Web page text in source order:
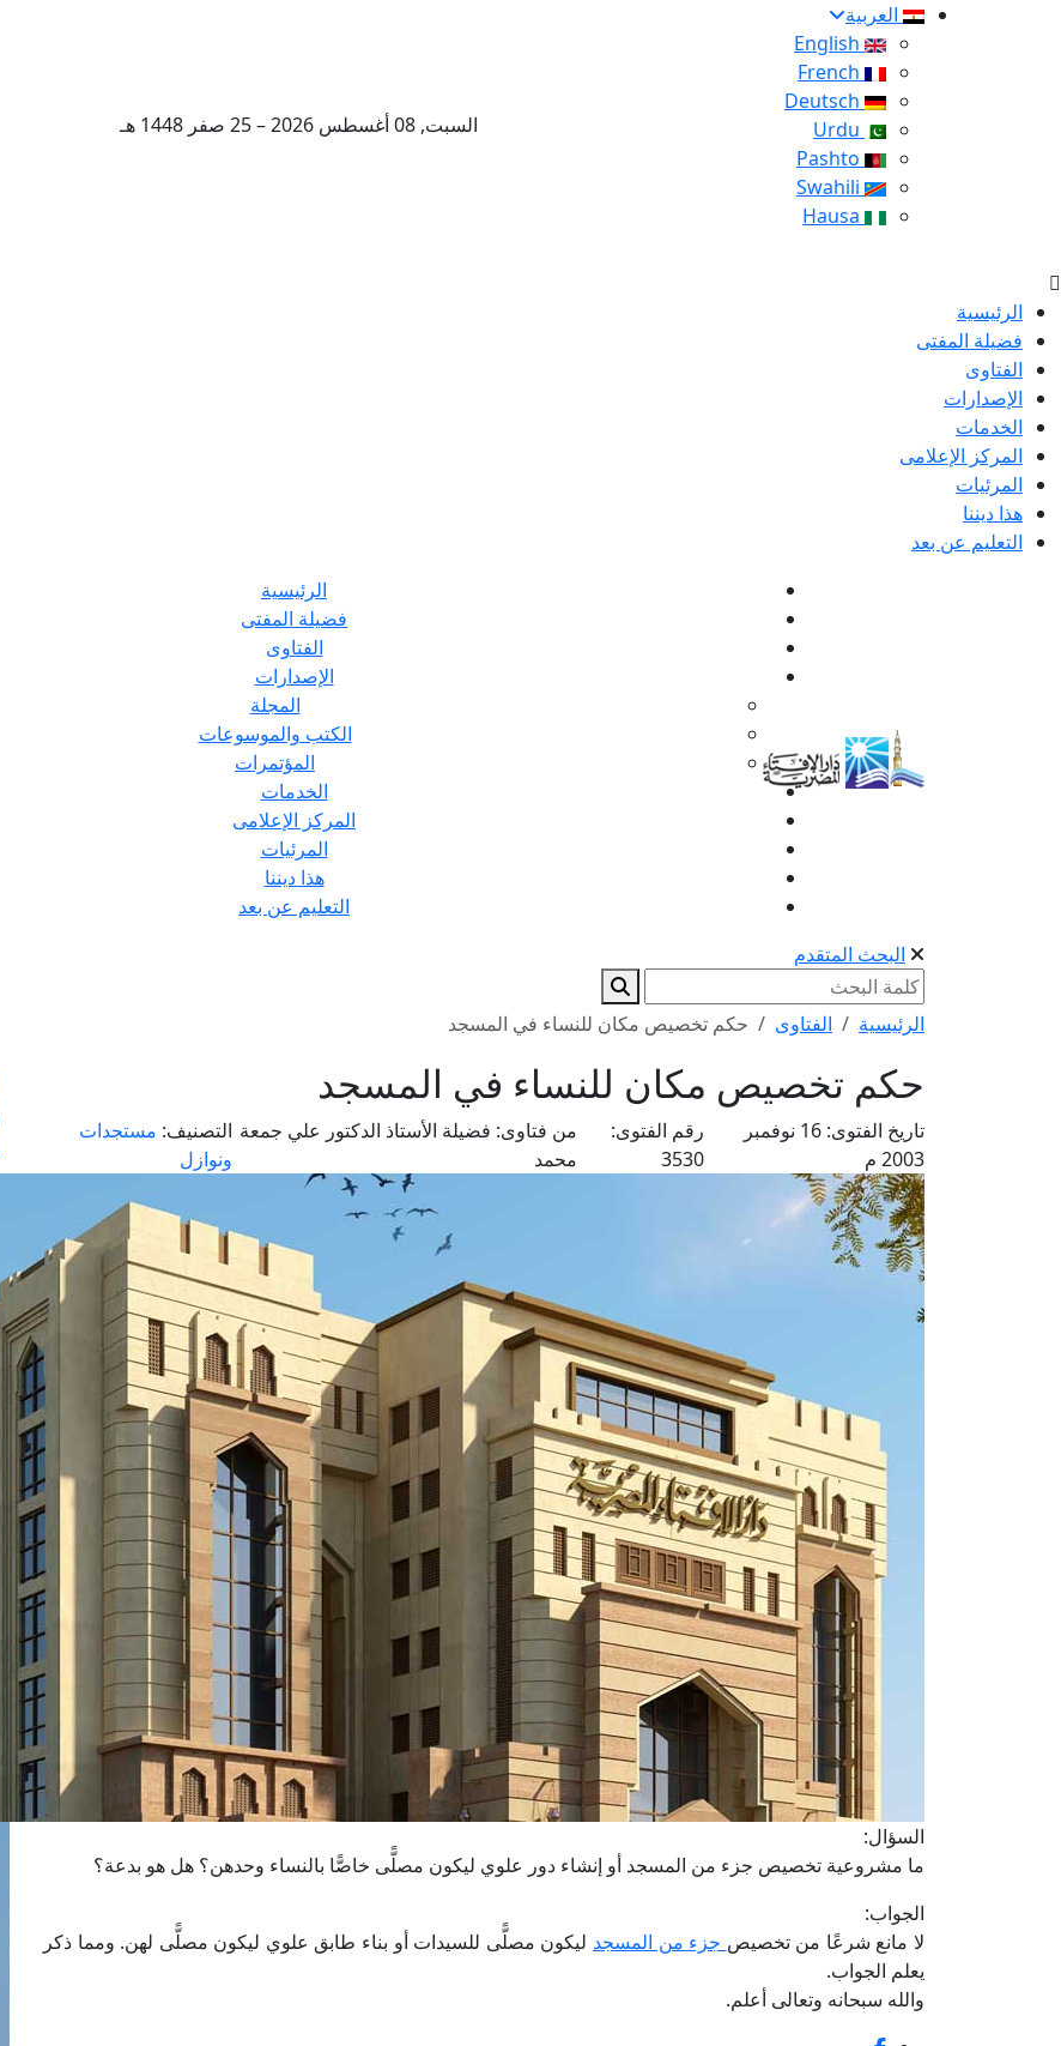
العربية
السبت, 08 أغسطس 2026 – 25 صفر 1448 هـ
الرئيسية
فضيلة المفتى
الفتاوى
الإصدارات
الخدمات
المركز الإعلامى
المرئيات
هذا ديننا
التعليم عن بعد
الرئيسية
فضيلة المفتى
الفتاوى
الإصدارات
المجلة
الكتب والموسوعات
المؤتمرات
الخدمات
المركز الإعلامى
المرئيات
هذا ديننا
التعليم عن بعد
البحث المتقدم
الرئيسية الفتاوى حكم تخصيص مكان للنساء في المسجد
حكم تخصيص مكان للنساء في المسجد
تاريخ الفتوى:
16 نوفمبر
2003 م
رقم الفتوى:
3530
من فتاوى: فضيلة الأستاذ الدكتور علي جمعة
محمد
التصنيف: مستجدات
ونوازل
السؤال:
ما مشروعية تخصيص جزء من المسجد أو إنشاء دور علوي ليكون مصلًّى خاصًّا بالنساء وحدهن؟ هل هو بدعة؟
الجواب:
لا مانع شرعًا من تخصيص جزء من المسجد ليكون مصلًّى للسيدات أو بناء طابق علوي ليكون مصلًّى لهن. ومما ذكر
يعلم الجواب.
والله سبحانه وتعالى أعلم.